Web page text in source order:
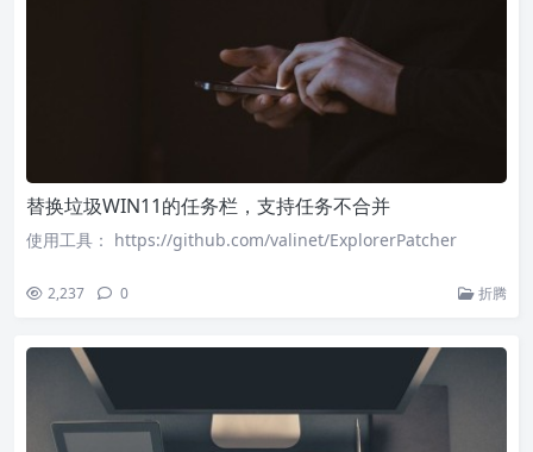
替换垃圾WIN11的任务栏，支持任务不合并
使用工具： https://github.com/valinet/ExplorerPatcher
2,237 0 折腾